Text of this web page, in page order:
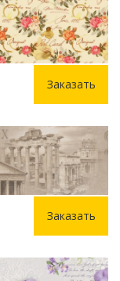
Заказать
Заказать